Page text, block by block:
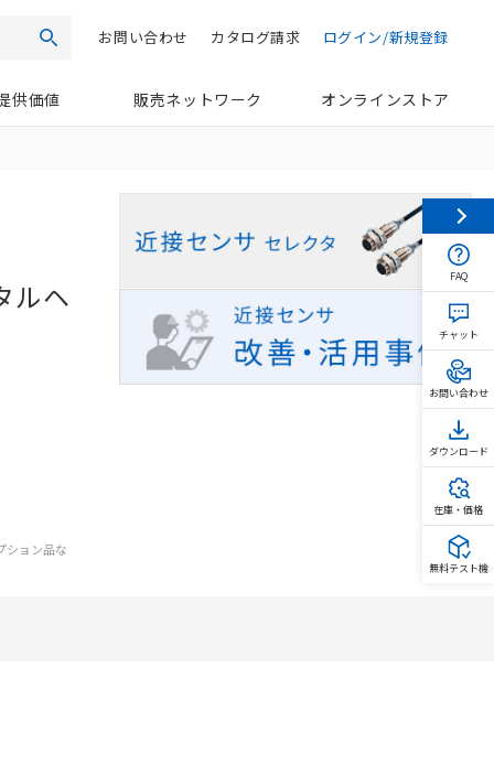
検索 ログイン/新規登録
カタログ請求
お問い合わせ
供価値 販売ネットワーク オンラインストア
ルヘ
ション品な
FAQ
チャット
お問い合わせ
ダウンロード
在庫・価格
無料テスト機